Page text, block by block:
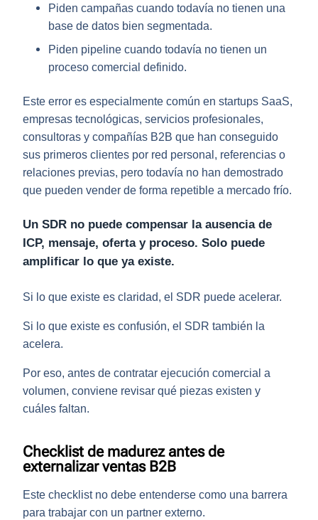
Piden campañascuando todavía no tienen una
base de datos bien segmentada.
Piden pipelinecuando todavía no tienen un
proceso comercial definido.
Este error es especialmente común enstartups SaaS
empresas tecnológicas, servicios profesionales,
consultoras y compañías B2B que han conseguido
sus primeros clientes por red personal, referencias o
relaciones previas, pero todavía no han demostrado
que pueden vender de forma repetible a mercado frío.
Un SDR no puede compensar la ausencia de
ICP, mensaje, oferta y proceso. Solo puede
amplificar lo que ya existe.
Si lo que existe esclaridad , el SDR puede acelerar.
Si lo que existe esconfusión, el SDR también la
acelera.
Por eso, antes de contratar ejecución comercial a
volumen, conviene revisar qué piezas existen y
cuáles faltan.
Checklist de madurez antes de
externalizar ventas B2B
Este checklist no debe entenderse como una barrera
para trabajar con un partner externo.